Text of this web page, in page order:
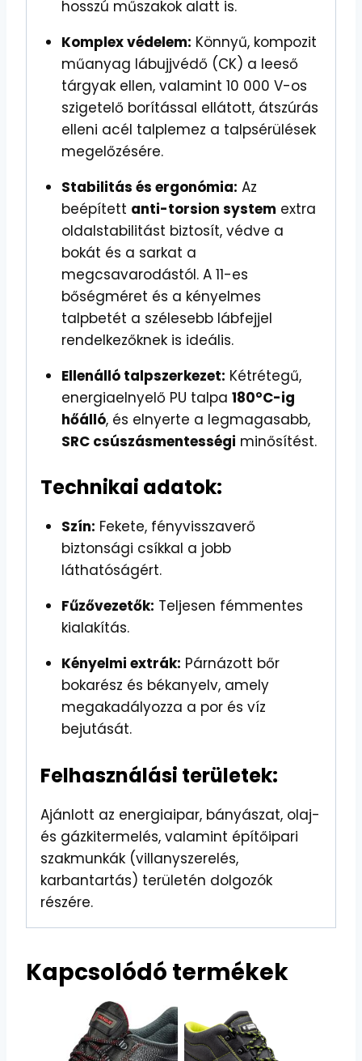
hosszú műszakok alatt is.
Komplex védelem: Könnyű, kompozit
műanyag lábujjvédő (CK) a leeső
tárgyak ellen, valamint 10 000 V-os
szigetelő borítással ellátott, átszúrás
elleni acél talplemez a talpsérülések
megelőzésére.
Stabilitás és ergonómia: Az
beépített anti-torsion system extra
oldalstabilitást biztosít, védve a
bokát és a sarkat a
megcsavarodástól. A 11-es
bőségméret és a kényelmes
talpbetét a szélesebb lábfejjel
rendelkezőknek is ideális.
Ellenálló talpszerkezet: Kétrétegű,
energiaelnyelő PU talpa 180°C-ig
hőálló, és elnyerte a legmagasabb,
SRC csúszásmentességi minősítést.
Technikai adatok:
Szín: Fekete, fényvisszaverő
biztonsági csíkkal a jobb
láthatóságért.
Fűzővezetők: Teljesen fémmentes
kialakítás.
Kényelmi extrák: Párnázott bőr
bokarész és békanyelv, amely
megakadályozza a por és víz
bejutását.
Felhasználási területek:
Ajánlott az energiaipar, bányászat, olaj-
és gázkitermelés, valamint építőipari
szakmunkák (villanyszerelés,
karbantartás) területén dolgozók
részére.
Kapcsolódó termékek